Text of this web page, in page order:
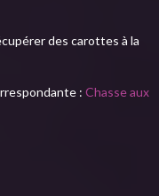
des carottes à la
: Chasse aux